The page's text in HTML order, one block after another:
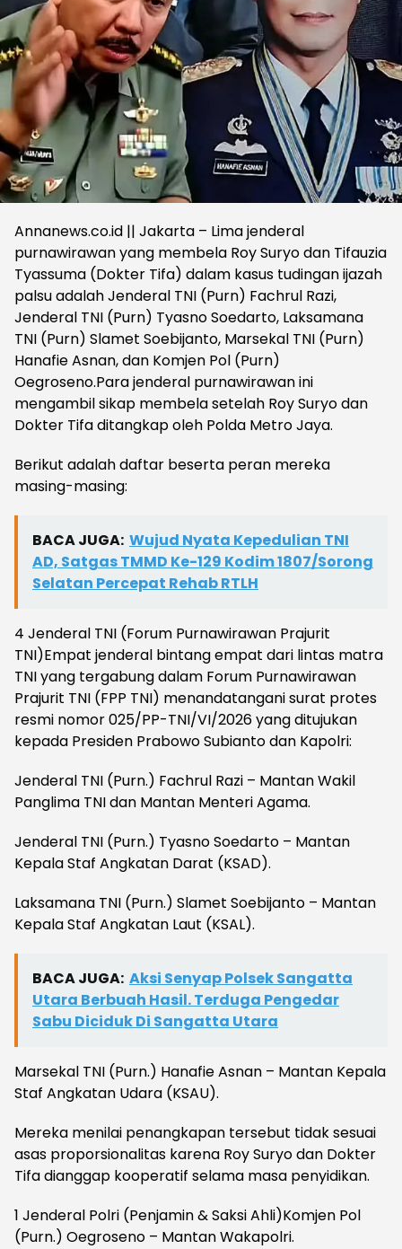
Annanews.co.id || Jakarta – Lima jenderal
purnawirawan yang membela Roy Suryo dan Tifauzia
Tyassuma (Dokter Tifa) dalam kasus tudingan ijazah
palsu adalah Jenderal TNI (Purn) Fachrul Razi,
Jenderal TNI (Purn) Tyasno Soedarto, Laksamana
TNI (Purn) Slamet Soebijanto, Marsekal TNI (Purn)
Hanafie Asnan, dan Komjen Pol (Purn)
Oegroseno.Para jenderal purnawirawan ini
mengambil sikap membela setelah Roy Suryo dan
Dokter Tifa ditangkap oleh Polda Metro Jaya.
Berikut adalah daftar beserta peran mereka
masing-masing:
BACA JUGA: Wujud Nyata Kepedulian TNI
AD, Satgas TMMD Ke-129 Kodim 1807/Sorong
Selatan Percepat Rehab RTLH
4 Jenderal TNI (Forum Purnawirawan Prajurit
TNI)Empat jenderal bintang empat dari lintas matra
TNI yang tergabung dalam Forum Purnawirawan
Prajurit TNI (FPP TNI) menandatangani surat protes
resmi nomor 025/PP-TNI/VI/2026 yang ditujukan
kepada Presiden Prabowo Subianto dan Kapolri:
Jenderal TNI (Purn.) Fachrul Razi – Mantan Wakil
Panglima TNI dan Mantan Menteri Agama.
Jenderal TNI (Purn.) Tyasno Soedarto – Mantan
Kepala Staf Angkatan Darat (KSAD).
Laksamana TNI (Purn.) Slamet Soebijanto – Mantan
Kepala Staf Angkatan Laut (KSAL).
BACA JUGA: Aksi Senyap Polsek Sangatta
Utara Berbuah Hasil. Terduga Pengedar
Sabu Diciduk Di Sangatta Utara
Marsekal TNI (Purn.) Hanafie Asnan – Mantan Kepala
Staf Angkatan Udara (KSAU).
Mereka menilai penangkapan tersebut tidak sesuai
asas proporsionalitas karena Roy Suryo dan Dokter
Tifa dianggap kooperatif selama masa penyidikan.
1 Jenderal Polri (Penjamin & Saksi Ahli)Komjen Pol
(Purn.) Oegroseno – Mantan Wakapolri.